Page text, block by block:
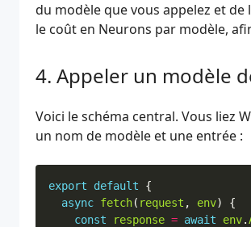
du modèle que vous appelez et
le coût en Neurons par modèle,
Appeler un modèle
Voici le schéma central. Vous liez
un nom de modèle et une entrée :
export default
{
async fetch( request , env)
{
const
response = await env.